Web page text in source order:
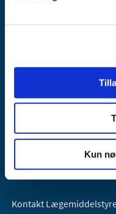
Kun
Lægemiddelstyrelsen
2300 København S
Lægemiddelstyrelsen er
Sundheds- og
Kontakt